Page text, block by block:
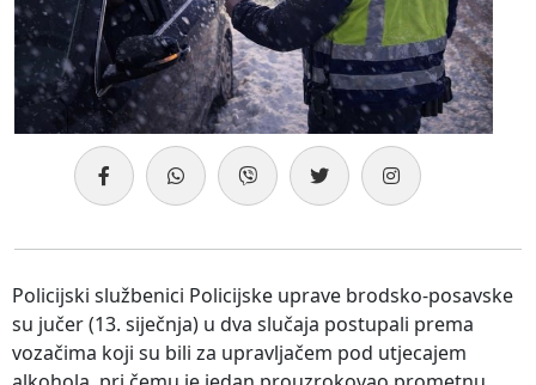
Policijski službenici Policijske uprave brodsko-posavske
su jučer (13. siječnja) u dva slučaja postupali prema
vozačima koji su bili za upravljačem pod utjecajem